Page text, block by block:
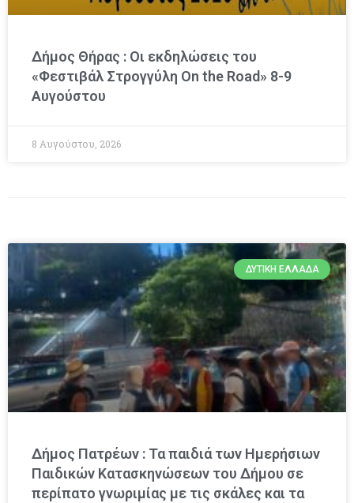
Δήμος Θήρας : Οι εκδηλώσεις του
«Φεστιβάλ Στρογγύλη On the Road» 8-9
Αυγούστου
8 Αυγούστου, 2026
ΔΥΤΙΚΉ ΕΛΛΆΔΑ
Δήμος Πατρέων : Τα παιδιά των Ημερήσιων
Παιδικών Κατασκηνώσεων του Δήμου σε
περίπατο γνωριμίας με τις σκάλες και τα